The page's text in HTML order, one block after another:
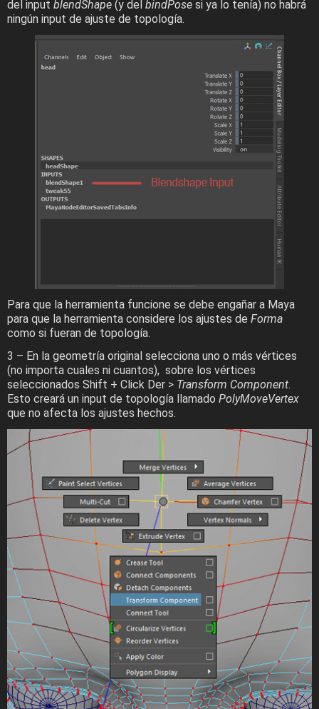
del input blendShape (y del bindPose si ya lo tenía) no habrá
ningún input de ajuste de topología.
Para que la herramienta funcione se debe engañar a Maya
para que la herramienta considere los ajustes de Forma
como si fueran de topología.
3 – En la geometría original selecciona uno o más vértices
(no importa cuales ni cuantos), sobre los vértices
seleccionados Shift + Click Der > Transform Component.
Esto creará un input de topología llamado PolyMoveVertex
que no afecta los ajustes hechos.